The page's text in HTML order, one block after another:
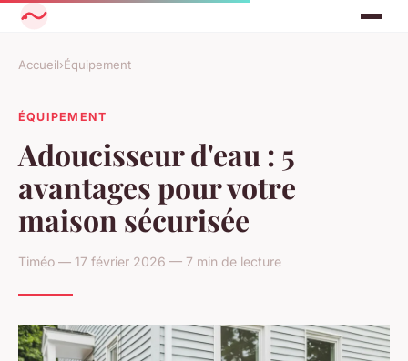
Accueil›Équipement
ÉQUIPEMENT
Adoucisseur d'eau : 5
avantages pour votre
maison sécurisée
Timéo — 17 février 2026 — 7 min de lecture